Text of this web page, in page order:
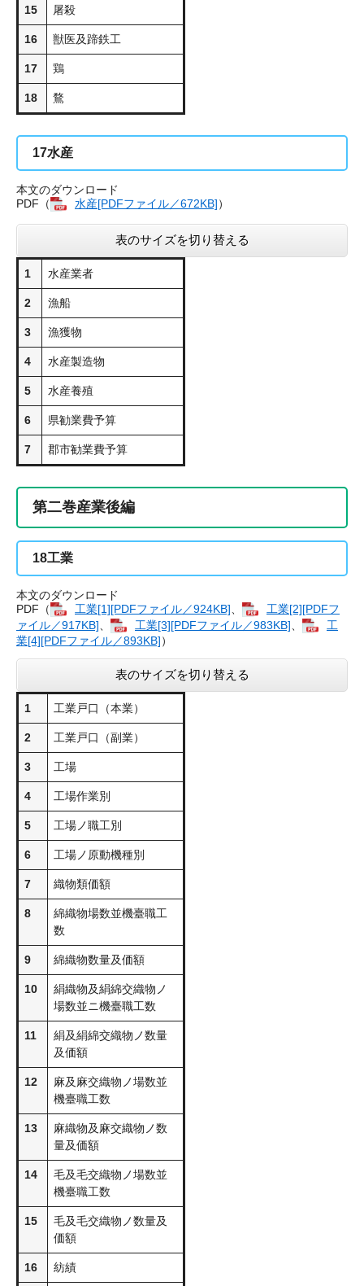
15 屠殺
16 獣医及蹄鉄工
17 鶏
18 鶩
17水産
本文のダウンロード
PDF（
水産[PDFファイル／672KB]）
表のサイズを切り替える
1 水産業者
2 漁船
3 漁獲物
4 水産製造物
5 水産養殖
6 県勧業費予算
7 郡市勧業費予算
第二巻産業後編
18工業
本文のダウンロード
PDF（
工業[1][PDFファイル／924KB]
工業[2][PDFフ
ァイル／917KB]
工業[3][PDFファイル／983KB]
工
業[4][PDFファイル／893KB]）
表のサイズを切り替える
1 工業戸口（本業）
2 工業戸口（副業）
3 工場
4 工場作業別
5 工場ノ職工別
6 工場ノ原動機種別
7 織物類価額
8
綿織物場数並機臺職工
数
9 綿織物数量及価額
10
絹織物及絹綿交織物ノ
場数並ニ機臺職工数
11
絹及絹綿交織物ノ数量
及価額
12
麻及麻交織物ノ場数並
機臺職工数
13
麻織物及麻交織物ノ数
量及価額
14
毛及毛交織物ノ場数並
機臺職工数
15
毛及毛交織物ノ数量及
価額
16 紡績